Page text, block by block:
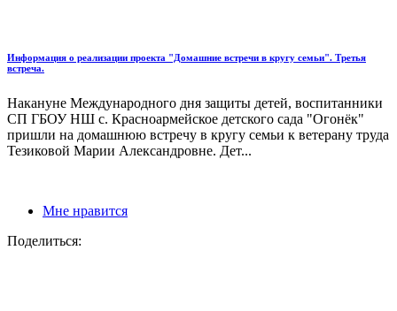
Информация о реализации проекта "Домашние встречи в кругу семьи". Третья
встреча.
Накануне Международного дня защиты детей, воспитанники
СП ГБОУ НШ с. Красноармейское детского сада "Огонёк"
пришли на домашнюю встречу в кругу семьи к ветерану труда
Тезиковой Марии Александровне. Дет...
Мне нравится
Поделиться: